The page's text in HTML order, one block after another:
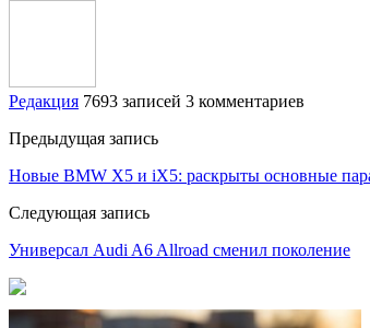
Редакция 7693 записей 3 комментариев
Предыдущая запись
Новые BMW X5 и iX5: раскрыты основные
Следующая запись
Универсал Audi A6 Allroad сменил поколение